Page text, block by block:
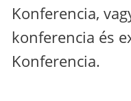
Konferencia,
konferencia és
Konferencia.